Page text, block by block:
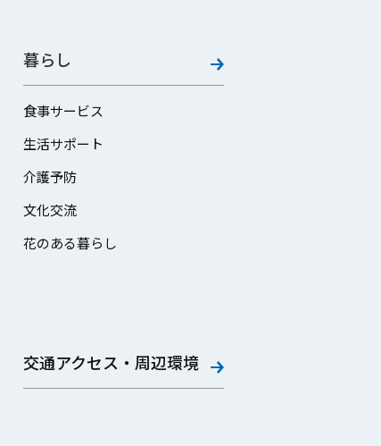
暮らし
食事サービス
生活サポート
介護予防
文化交流
花のある暮らし
交通アクセス・周辺環境